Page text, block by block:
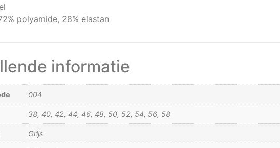
polyamide, 28% elastan
informatie
004
38, 40, 42, 44, 46, 48, 50, 52, 54, 56, 58
Grijs